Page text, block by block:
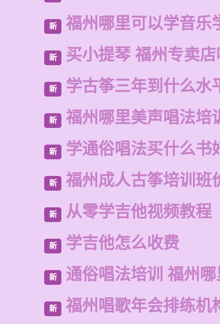
新 福州哪里可以学音乐
新 买小提琴 福州专卖
新 学古筝三年到什么水
新 福州哪里美声唱法培
新 学通俗唱法买什么书
新 福州成人古筝培训班
新 从零学吉他视频教程
新 学吉他怎么收费
新 通俗唱法培训 福州
新 福州唱歌年会排练机